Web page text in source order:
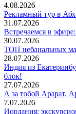
4.08.2026
Рекламный тур в
31.07.2026
Встречаемся в
30.07.2026
ТОП небанальных
28.07.2026
Индия из
блок!
27.07.2026
А за тобой Арарат,
7.07.2026
Иордания: